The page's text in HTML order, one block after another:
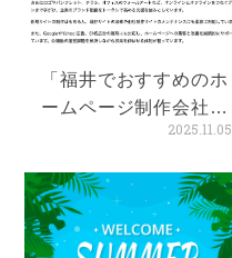
「福井でおすすめのホ
ームページ制作会社4
選！」に当社が掲載さ
2025.11.05